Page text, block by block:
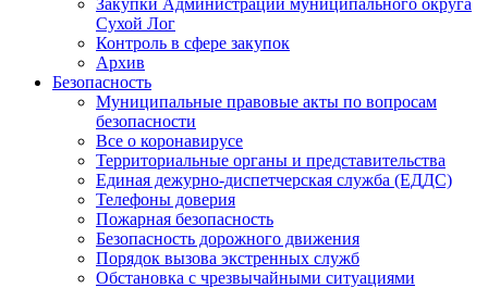
Закупки Администрации муниципального округа
Сухой Лог
Контроль в сфере закупок
Архив
Безопасность
Муниципальные правовые акты по вопросам
безопасности
Все о коронавирусе
Территориальные органы и представительства
Единая дежурно-диспетчерская служба (ЕДДС)
Телефоны доверия
Пожарная безопасность
Безопасность дорожного движения
Порядок вызова экстренных служб
Обстановка с чрезвычайными ситуациями